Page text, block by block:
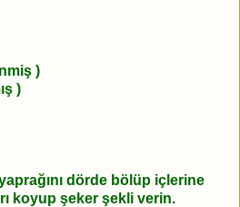
)
)
dörde bölüp içlerine
koyup şeker şekli verin.